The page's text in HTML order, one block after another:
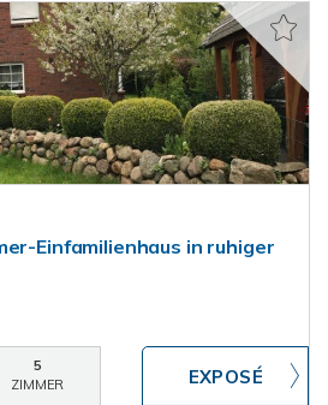
Einfamilienhaus in ruhiger
5
ZIMMER